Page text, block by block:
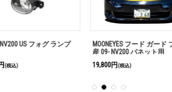
ォグ ランプ
MOONEYES フード ガード ブラ 日
産 09- NV200 バネット用
(税込)